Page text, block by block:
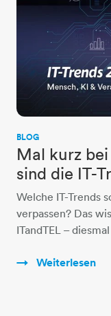
BLOG
Mal kurz
sind die IT-
Welche IT-Trends
verpassen? Das
ITandTEL –
Weiterlesen